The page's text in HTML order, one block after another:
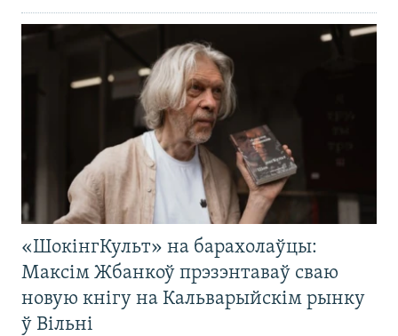
«ШокінгКульт» на барахолаўцы:
Максім Жбанкоў прэзэнтаваў сваю
новую кнігу на Кальварыйскім рынку
ў Вільні